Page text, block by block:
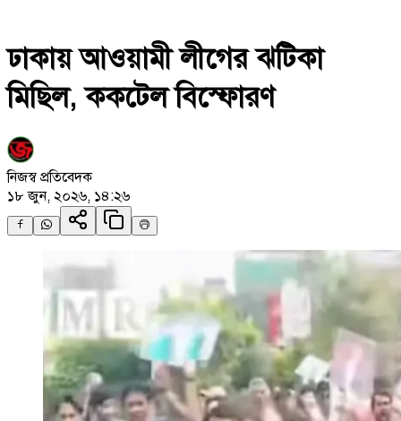
ঢাকায় আওয়ামী লীগের ঝটিকা
মিছিল, ককটেল বিস্ফোরণ
নিজস্ব প্রতিবেদক
১৮ জুন, ২০২৬, ১৪:২৬